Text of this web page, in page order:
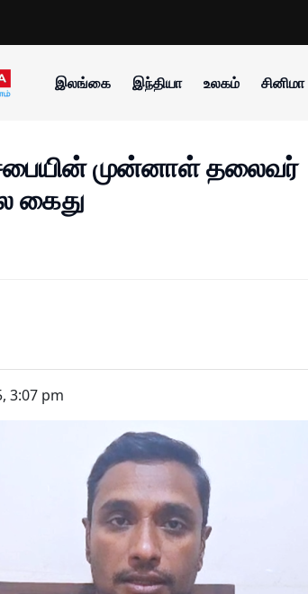
இலங்கை இந்தியா உலகம் சினிமா
முன்னாள் தலைவர்
கைது
3:07 pm